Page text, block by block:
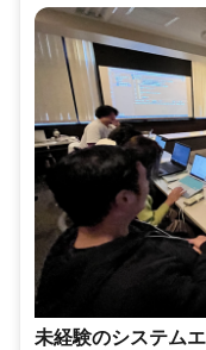
未経験のシステム